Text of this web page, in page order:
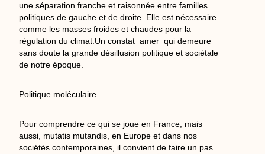
une séparation franche et raisonnée entre familles
politiques de gauche et de droite. Elle est nécessaire
comme les masses froides et chaudes pour la
régulation du climat.Un constat amer qui demeure
sans doute la grande désillusion politique et sociétale
de notre époque.
Politique moléculaire
Pour comprendre ce qui se joue en France, mais
aussi, mutatis mutandis, en Europe et dans nos
sociétés contemporaines, il convient de faire un pas